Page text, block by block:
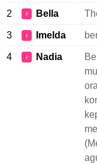
2 ♀ Bella
3 ♀ Imelda
4 ♀ Nadia